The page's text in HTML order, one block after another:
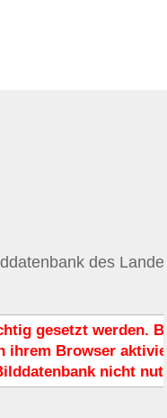
des
gesetzt werden.
ihrem Browser
nicht